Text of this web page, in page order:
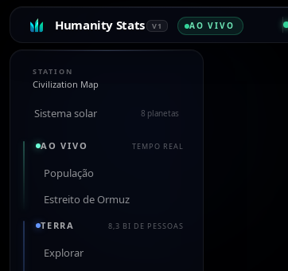
Humanity Stats V1 AO VIVO
STATION
Civilization Map
Sistema solar 8 planetas
AO VIVO TEMPO REAL
População
Estreito de Ormuz
TERRA 8,3 BI DE PESSOAS
Explorar